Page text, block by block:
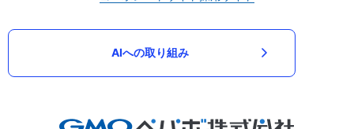
AIへの取り組み